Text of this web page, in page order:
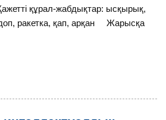
құрал-жабдықтар: ысқырық,
ракетка, қап, арқан Жарысқа